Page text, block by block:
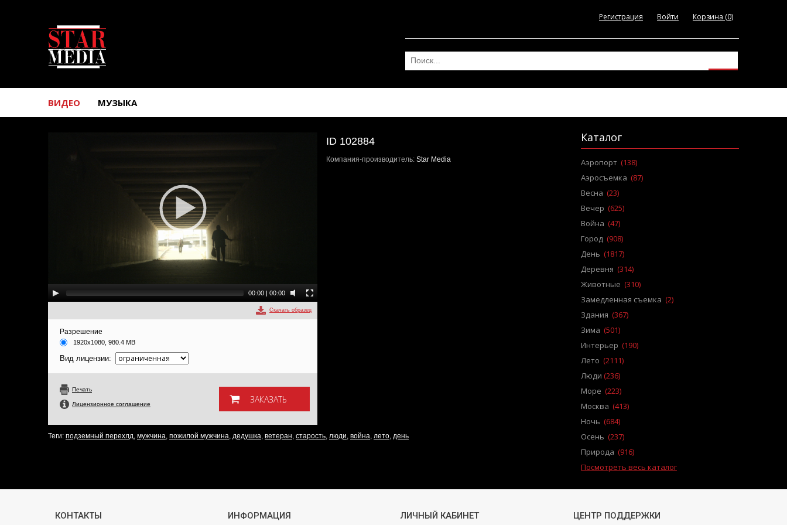
Регистрация Войти Корзина (0)
ВИДЕО МУЗЫКА
00:00 | 00:00
Скачать образец
Разрешение
1920x1080, 980.4 MB
Вид лицензии:
Печать
Лицензионное соглашение
ID 102884
Компания-производитель: Star Media
Теги: подземный перехлд мужчина пожилой мужчина дедушка ветеран старость люди война лето день
Каталог
Аэропорт (138)
Аэросъемка (87)
Весна (23)
Вечер (625)
Война (47)
Город (908)
День (1817)
Деревня (314)
Животные (310)
Замедленная съемка (2)
Здания (367)
Зима (501)
Интерьер (190)
Лето (2111)
Люди (236)
Море (223)
Москва (413)
Ночь (684)
Осень (237)
Природа (916)
Посмотреть весь каталог
КОНТАКТЫ ИНФОРМАЦИЯ ЛИЧНЫЙ КАБИНЕТ ЦЕНТР ПОДДЕРЖКИ